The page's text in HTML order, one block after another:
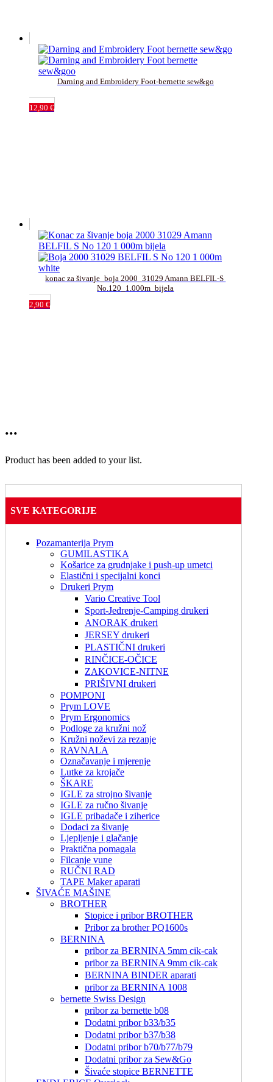
Darning and Embroidery Foot-bernette sew&go
12,90 €
konac za šivanje_boja 2000_31029 Amann BELFIL-S
No.120_1.000m_bijela
2,90 €
...
Product has been added to your list.
SVE KATEGORIJE
Pozamanterija Prym
GUMILASTIKA
Košarice za grudnjake i push-up umetci
Elastični i specijalni konci
Drukeri Prym
Vario Creative Tool
Sport-Jedrenje-Camping drukeri
ANORAK drukeri
JERSEY drukeri
PLASTIČNI drukeri
RINČICE-OČICE
ZAKOVICE-NITNE
PRIŠIVNI drukeri
POMPONI
Prym LOVE
Prym Ergonomics
Podloge za kružni nož
Kružni noževi za rezanje
RAVNALA
Označavanje i mjerenje
Lutke za krojače
ŠKARE
IGLE za strojno šivanje
IGLE za ručno šivanje
IGLE pribadače i ziherice
Dodaci za šivanje
Ljepljenje i glačanje
Praktična pomagala
Filcanje vune
RUČNI RAD
TAPE Maker aparati
ŠIVAĆE MAŠINE
BROTHER
Stopice i pribor BROTHER
Pribor za brother PQ1600s
BERNINA
pribor za BERNINA 5mm cik-cak
pribor za BERNINA 9mm cik-cak
BERNINA BINDER aparati
pribor za BERNINA 1008
bernette Swiss Design
pribor za bernette b08
Dodatni pribor b33/b35
Dodatni pribor b37/b38
Dodatni pribor b70/b77/b79
Dodatni pribor za Sew&Go
Šivaće stopice BERNETTE